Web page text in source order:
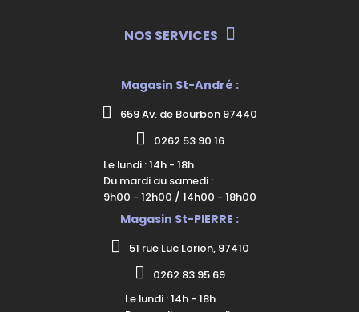
NOS SERVICES
Magasin St-André :
659 Av. de Bourbon 97440
0262 53 90 16
Le lundi : 14h - 18h
Du mardi au samedi :
9h00 - 12h00 / 14h00 - 18h00
Magasin St-PIERRE :
51 rue Luc Lorion, 97410
0262 83 95 69
Le lundi : 14h - 18h